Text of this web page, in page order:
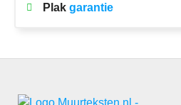
Plak garantie